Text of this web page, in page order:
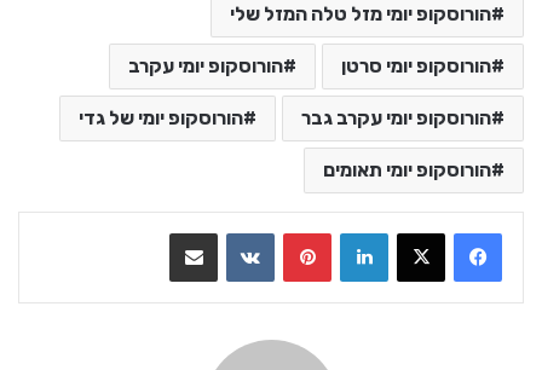
הורוסקופ יומי מזל טלה המזל שלי
הורוסקופ יומי סרטן הורוסקופ יומי עקרב
הורוסקופ יומי עקרב גבר הורוסקופ יומי של גדי
הורוסקופ יומי תאומים
LinkedIn
VKontakte